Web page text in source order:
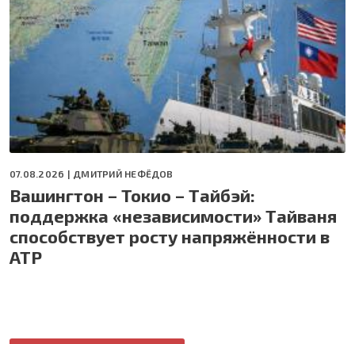
07.08.2026 | ДМИТРИЙ НЕФЁДОВ
Вашингтон – Токио – Тайбэй:
поддержка «независимости» Тайваня
способствует росту напряжённости в
АТР